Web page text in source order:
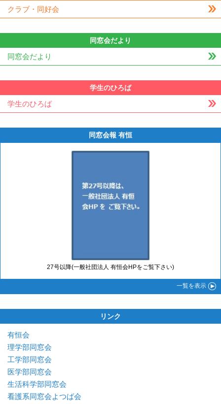
クラブ・同好会
同窓会だより
同窓会だより
学生のひろば
学生のひろば
同窓会報 有恒
27号以降(一般社団法人 有恒会HPをご覧下さい)
一覧を表示
リンク
有恒会
理学部同窓会
工学部同窓会
医学部同窓会
生活科学部同窓会
看護系同窓会よつば会